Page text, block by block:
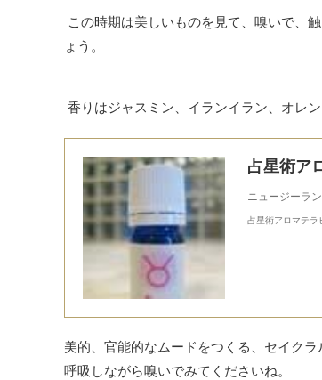
この時期は美しいものを見て、嗅いで、
ょう。
香りはジャスミン、イランイラン、オレ
占星術ア
ニュージーラ
占星術アロマテラ
美的、官能的なムードをつくる、セイク
呼吸しながら嗅いでみてくださいね。